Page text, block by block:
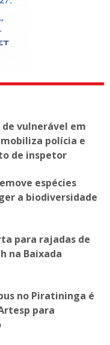
vulnerável em
polícia e
de inspetor
espécies
a biodiversidade
para rajadas de
na Baixada
no Piratininga é
para